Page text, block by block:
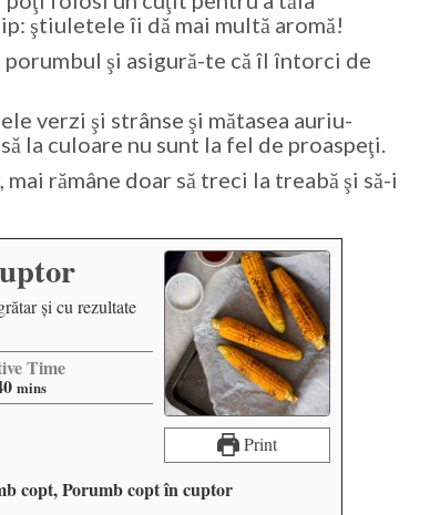
ştiuletele îi dă mai multă aromă!
şi asigură-te că îl întorci de
verzi şi strânse şi mătasea auriu-
la culoare nu sunt la fel de proaspeţi.
, mai rămâne doar să treci la treabă şi să-i
Print
şi cu rezultate
Time
mins
copt, Porumb copt în cuptor